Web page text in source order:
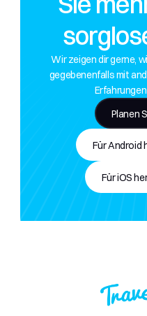
Wir zeigen dir gerne,
gegebenenfalls mit
Planen
Für Android
Für iOS